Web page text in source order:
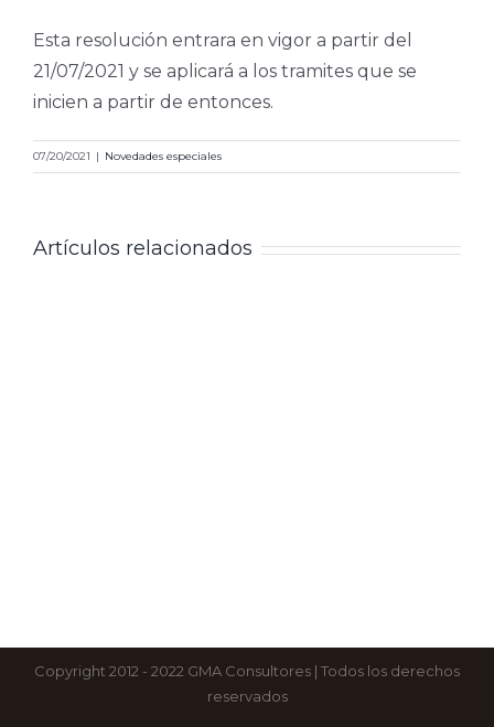
Esta resolución entrara en vigor a partir del
21/07/2021 y se aplicará a los tramites que se
inicien a partir de entonces.
07/20/2021 | Novedades especiales
Artículos relacionados
Copyright 2012 - 2022 GMA Consultores | Todos los derechos
reservados